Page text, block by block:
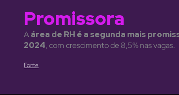
Promissora
Aárea de RH é a segunda mais
2024, com crescimento de 8,5% nas vagas.
Fonte